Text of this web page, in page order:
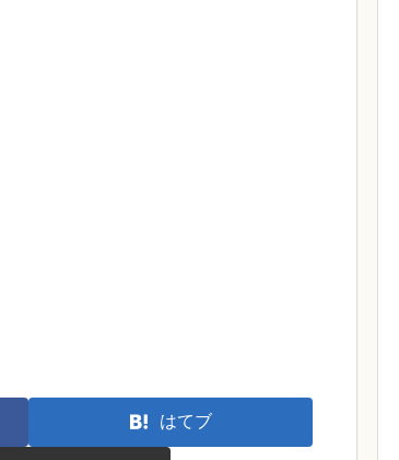
はてブ